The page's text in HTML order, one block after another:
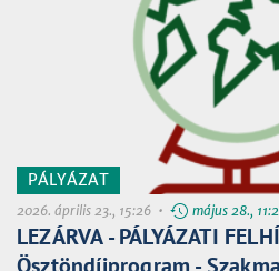
PÁLYÁZAT
2026. április 23., 15:26 • május 28.,
LEZÁRVA - PÁLYÁZATI